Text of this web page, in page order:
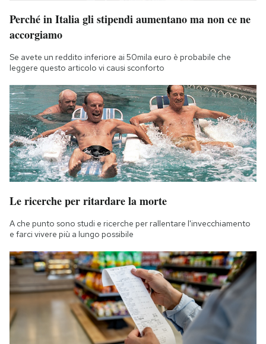
Area Personale
Newsletter
Regala il Post
Perché in Italia gli stipendi aumentano ma non ce ne
accorgiamo
Se avete un reddito inferiore ai 50mila euro è probabile che
leggere questo articolo vi causi sconforto
Le ricerche per ritardare la morte
A che punto sono studi e ricerche per rallentare l'invecchiamento
e farci vivere più a lungo possibile